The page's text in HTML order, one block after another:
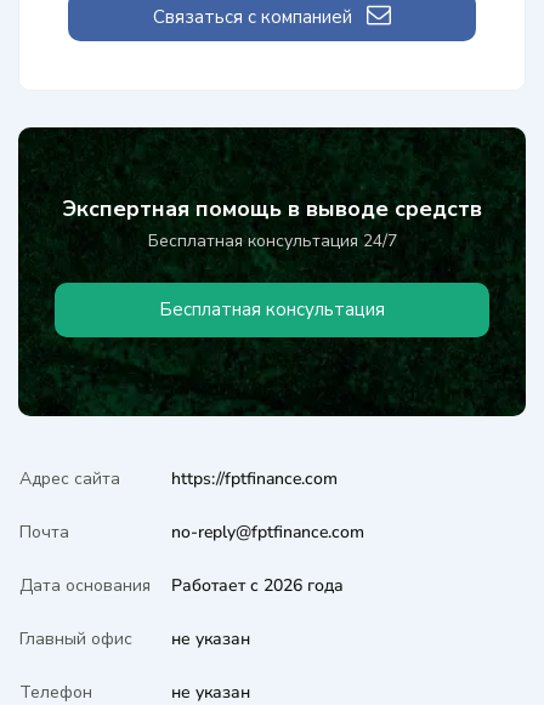
Связаться с компанией
Экспертная помощь в выводе средств
Бесплатная консультация 24/7
Бесплатная консультация
Адрес сайта https://fptfinance.com
Почта no-reply@fptfinance.com
Дата основания Работает с 2026 года
Главный офис не указан
Телефон
не указан